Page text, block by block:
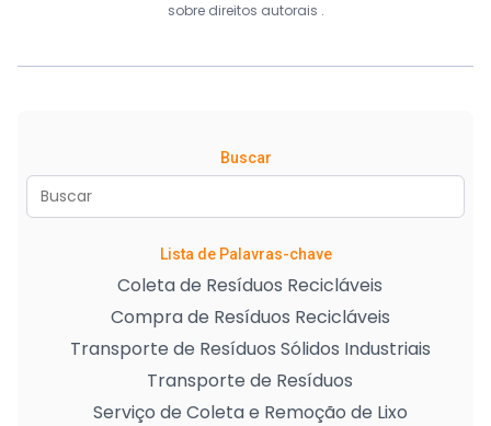
sobre direitos autorais .
Buscar
Lista de Palavras-chave
Coleta de Resíduos Recicláveis
Compra de Resíduos Recicláveis
Transporte de Resíduos Sólidos Industriais
Transporte de Resíduos
Serviço de Coleta e Remoção de Lixo